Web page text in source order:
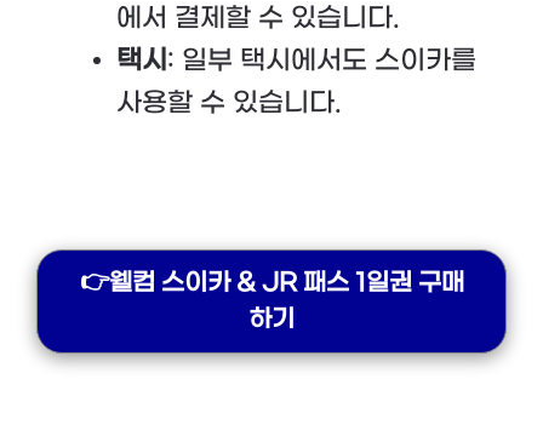
에서 결제할 수 있습니다.
택시 : 일부 택시에서도 스이카를
사용할 수 있습니다.
👉웰컴 스이카 & JR 패스 1일권 구매
하기